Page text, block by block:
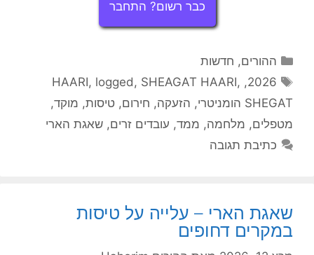
כבר רשום? התחבר
קטגוריות
ההורים, חדשות
תגיות
2026
,
HAARI, logged, SHEAGAT HAARI,
SHEGAT הומניטרי
, הזעקה, חירום, טיסות, מוקד,
מטפלים, מלחמה, ממד, עובדים זרים, שאגת הארי
כתיבת תגובה
שאגת הארי – עלייה על טיסות
במקרים דחופים